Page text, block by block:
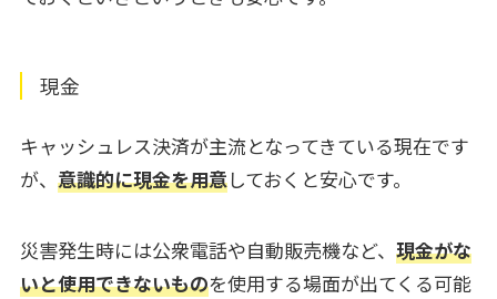
現金
キャッシュレス決済が主流となってきている現在です
が、 意識的に現金を用意しておくと安心です。
災害発生時には公衆電話や自動販売機など、 現金がな
いと使用できないものを使用する場面が出てくる可能